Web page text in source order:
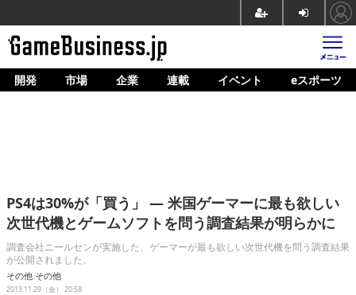
ホーム
企業動向
人材育成
産業政策
開発 市場 企業 連載 イベント eスポーツ
PS4は30%が「買う」 ― 米国ゲーマーに最も欲しい
次世代機とゲームソフトを問う調査結果が明らかに
調査会社ニールセンが実施した、ゲーマーが最も欲しい次世代機を問う調査結果
が公開されました。
その他 その他
2013.11.29（金） 20:58